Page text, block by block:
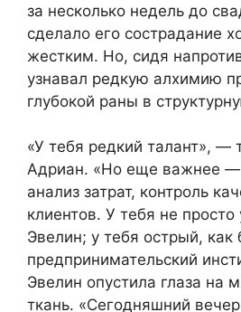
за несколько недель до
сделало его сострадание
жестким. Но, сидя
узнавал редкую алхимию
глубокой раны в
«У тебя редкий талант», —
Адриан. «Но еще важнее
анализ затрат, контроль
клиентов. У тебя не
Эвелин; у тебя острый, как
предпринимательский
Эвелин опустила глаза на
ткань. «Сегодняшний